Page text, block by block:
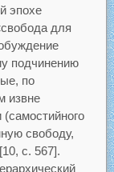
эпохе
для
подчинению
по
извне
свободу,
с. 567].